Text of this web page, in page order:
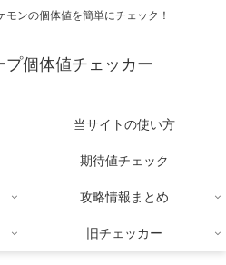
ンの個体値を簡単にチェック！
プ個体値チェッカー
当サイトの使い方
期待値チェック
攻略情報まとめ
旧チェッカー